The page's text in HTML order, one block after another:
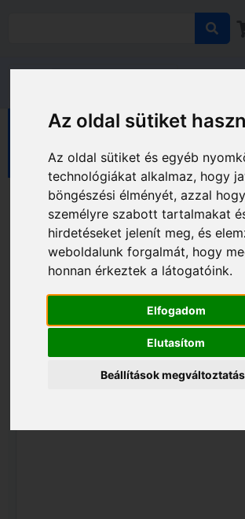
Az oldal sütiket
Az oldal sütiket és egyéb
technológiákat alkalmaz, hogy
böngészési élményét, azzal hogy
személyre szabott tartalmakat
hirdetéseket jelenít meg, és
weboldalunk forgalmát, hogy
honnan érkeztek a látogatóink.
Elfogadom
Elutasítom
Beállítások
HÁZ KERT HOBBY Kert
Betonkeverők